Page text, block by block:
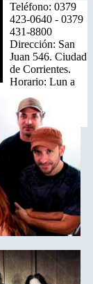
Teléfono: 0379
423-0640 - 0379
431-8800
Dirección: San
Juan 546. Ciudad
de Corrientes.
Horario: Lun a